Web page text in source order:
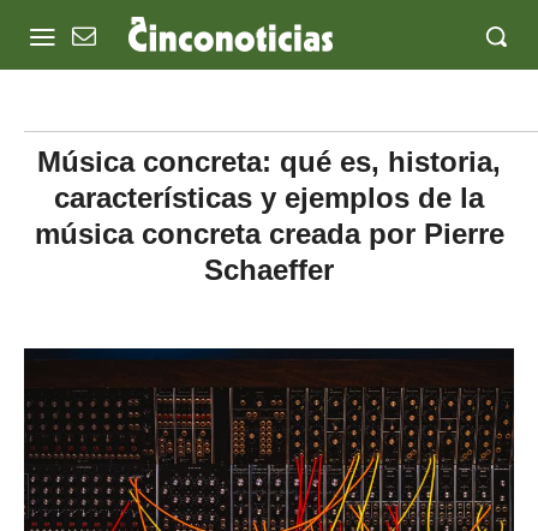
Música concreta: qué es, historia,
características y ejemplos de la
música concreta creada por Pierre
Schaeffer